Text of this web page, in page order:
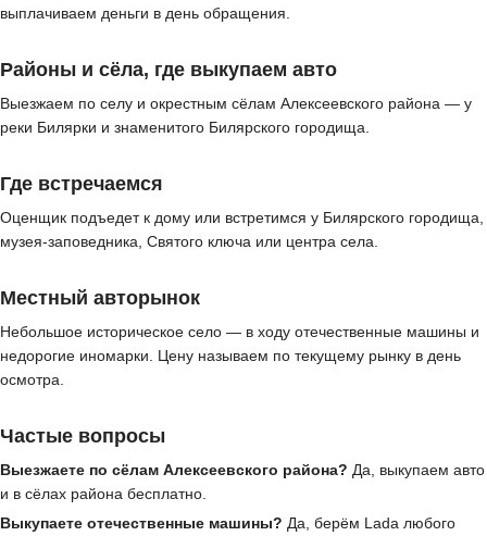
выплачиваем деньги в день обращения.
Районы и сёла, где выкупаем авто
Выезжаем по селу и окрестным сёлам Алексеевского района — у
реки Билярки и знаменитого Билярского городища.
Где встречаемся
Оценщик подъедет к дому или встретимся у Билярского городища,
музея-заповедника, Святого ключа или центра села.
Местный авторынок
Небольшое историческое село — в ходу отечественные машины и
недорогие иномарки. Цену называем по текущему рынку в день
осмотра.
Частые вопросы
Выезжаете по сёлам Алексеевского района? Да, выкупаем авто
и в сёлах района бесплатно.
Выкупаете отечественные машины? Да, берём Lada любого